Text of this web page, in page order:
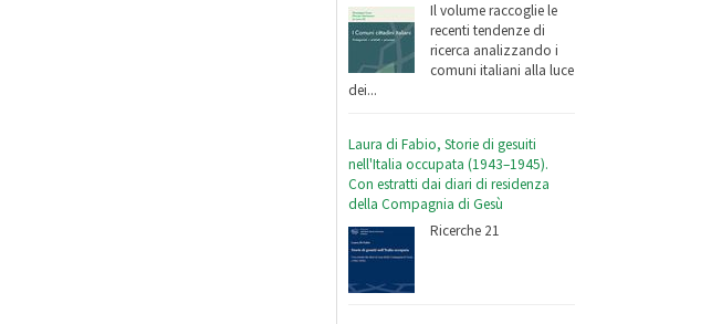
Il volume raccoglie le
recenti tendenze di
ricerca analizzando i
comuni italiani alla luce
dei...
Laura di Fabio, Storie di gesuiti
nell'Italia occupata (1943–1945).
Con estratti dai diari di residenza
della Compagnia di Gesù
Ricerche 21